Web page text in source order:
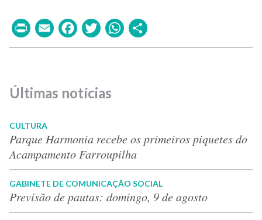
PrintEmailFacebook
TwitterWhatsApp
Últimas notícias
CULTURA
Parque Harmonia recebe os primeiros piquetes do
Acampamento Farroupilha
GABINETE DE COMUNICAÇÃO SOCIAL
Previsão de pautas: domingo, 9 de agosto